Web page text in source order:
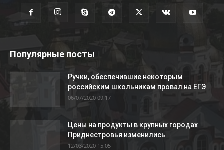
Популярные посты
Ручки, обеспечившие некоторым
российским школьникам провал на ЕГЭ
06/07/2020 09:17
Цены на продукты в крупных городах
Приднестровья изменились
12/03/2020 15:05